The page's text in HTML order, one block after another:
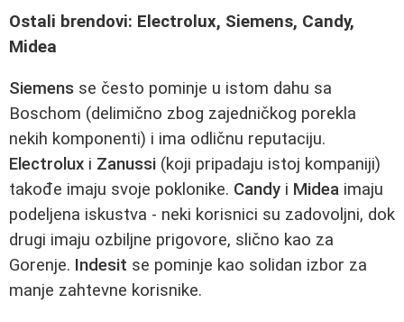
Ostali brendovi: Electrolux, Siemens, Candy,
Midea
Siemens se često pominje u istom dahu sa
Boschom (delimično zbog zajedničkog porekla
nekih komponenti) i ima odličnu reputaciju.
Electrolux i Zanussi (koji pripadaju istoj kompaniji)
takođe imaju svoje poklonike. Candy i Midea imaju
podeljena iskustva - neki korisnici su zadovoljni, dok
drugi imaju ozbiljne prigovore, slično kao za
Gorenje. Indesit se pominje kao solidan izbor za
manje zahtevne korisnike.